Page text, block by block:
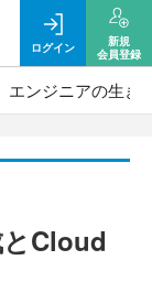
ログイン
新規
会員登録
エンジニアの生き
Cloud